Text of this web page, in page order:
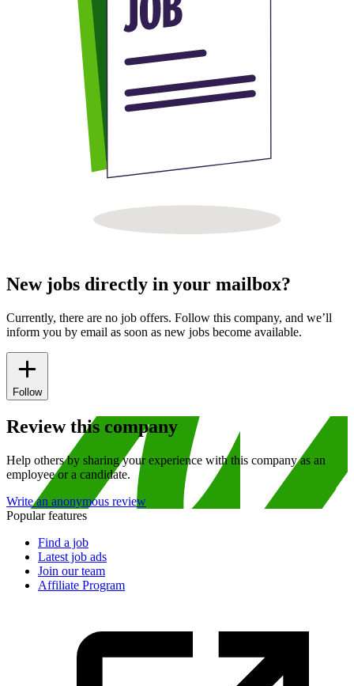
New jobs directly in your mailbox?
Currently, there are no job offers. Follow this company, and we’ll
inform you by email as soon as new jobs become available.
Follow
Review this company
Help others by sharing your experience with this company as an
employee or a candidate.
Write an anonymous review
Popular features
Find a job
Latest job ads
Join our team
Affiliate Program